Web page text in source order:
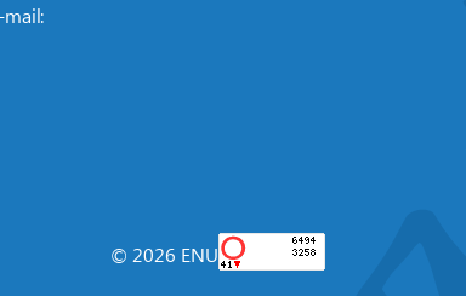
mail:
© 2026 ENU